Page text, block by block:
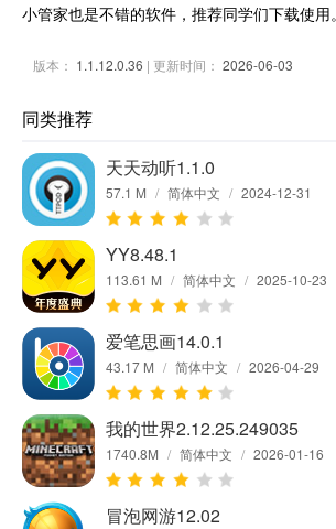
小管家也是不错的软件，推荐同学们下载使用。
版本： 1.1.12.0.36 | 更新时间： 2026-06-03
同类推荐
天天动听1.1.0
57.1 M / 简体中文 / 2024-12-31
YY8.48.1
113.61 M / 简体中文 / 2025-10-23
爱笔思画14.0.1
43.17 M / 简体中文 / 2026-04-29
我的世界2.12.25.249035
1740.8M / 简体中文 / 2026-01-16
冒泡网游12.02